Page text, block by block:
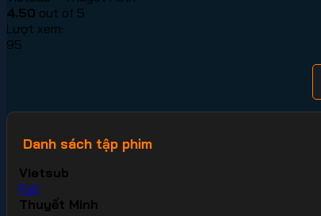
4.50 out of 5
Lượt xem:
95
Danh sách tập phim
Vietsub
Full
Thuyết Minh